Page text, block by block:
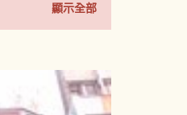
顯示全部